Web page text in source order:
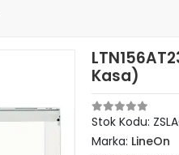
Kasa)
Stok Kodu:
Marka: LineOn